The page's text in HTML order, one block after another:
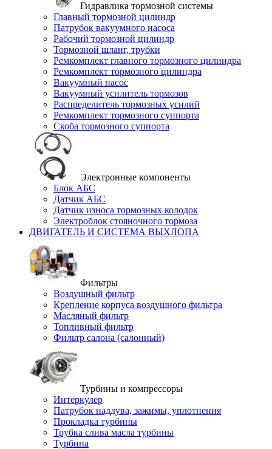
Гидравлика тормозной системы
Главный тормозной цилиндр
Патрубок вакуумного насоса
Рабочий тормозной цилиндр
Тормозной шланг, трубки
Ремкомплект главного тормозного цилиндра
Ремкомплект тормозного цилиндра
Вакуумный насос
Вакуумный усилитель тормозов
Распределитель тормозных усилий
Ремкомплект тормозного суппорта
Скоба тормозного суппорта
Электронные компоненты
Блок АБС
Датчик АБС
Датчик износа тормозных колодок
Электроблок стояночного тормоза
ДВИГАТЕЛЬ И СИСТЕМА ВЫХЛОПА
Фильтры
Воздушный фильтр
Крепление корпуса воздушного фильтра
Масляный фильтр
Топливный фильтр
Фильтр салона (салонный)
Турбины и компрессоры
Интеркулер
Патрубок наддува, зажимы, уплотнения
Прокладка турбины
Трубка слива масла турбины
Турбина